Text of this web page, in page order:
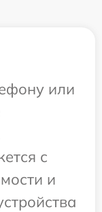
или
с
и